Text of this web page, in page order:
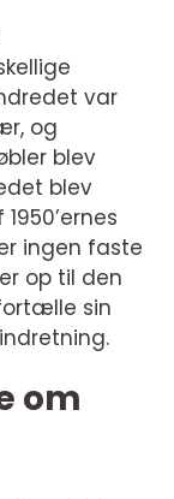
var
og
blev
blev
ingen faste
op til den
sin
om